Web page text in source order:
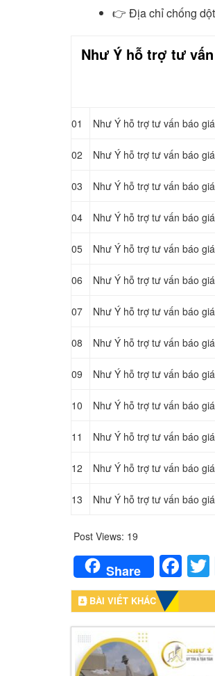
👉 Địa chỉ chống
Như Ý hỗ trợ tư
01 Như Ý hỗ trợ tư vấn báo
02 Như Ý hỗ trợ tư vấn báo
03 Như Ý hỗ trợ tư vấn báo
04 Như Ý hỗ trợ tư vấn báo
05 Như Ý hỗ trợ tư vấn báo
06 Như Ý hỗ trợ tư vấn báo
07 Như Ý hỗ trợ tư vấn báo
08 Như Ý hỗ trợ tư vấn báo
09 Như Ý hỗ trợ tư vấn báo
10 Như Ý hỗ trợ tư vấn báo
11 Như Ý hỗ trợ tư vấn báo
12 Như Ý hỗ trợ tư vấn báo
13 Như Ý hỗ trợ tư vấn báo
Post Views: 19
Share
BÀI VIẾT KHÁC